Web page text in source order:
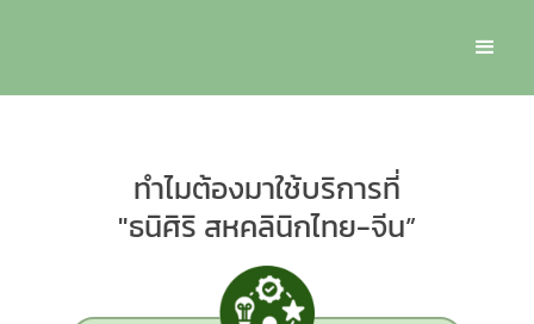
ทำไมต้องมาใช้บริการที่
"ธนิศิริ สหคลินิกไทย-จีน”